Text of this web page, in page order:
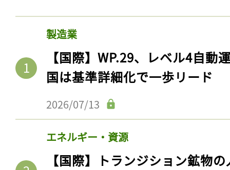
製造業
【国際】WP.29、レベル4自動
国は基準詳細化で一歩リード
2026/07/13
エネルギー・資源
【国際】トランジション鉱物